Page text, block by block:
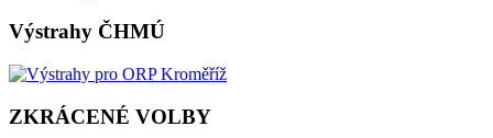
Výstrahy ČHMÚ
ZKRÁCENÉ VOLBY